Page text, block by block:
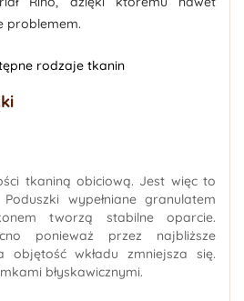
problemem.
rodzaje tkanin
tkaniną obiciową. Jest więc to
wypełniane granulatem
tworzą stabilne oparcie.
ponieważ przez najbliższe
objętość wkładu zmniejsza się.
błyskawicznymi.